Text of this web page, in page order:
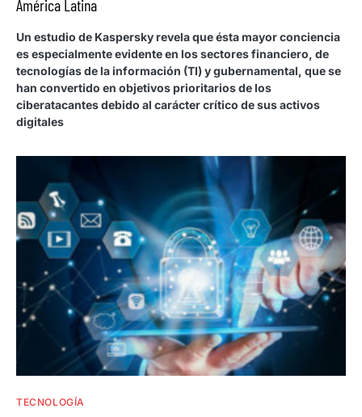
América Latina
Un estudio de Kaspersky revela que ésta mayor conciencia
es especialmente evidente en los sectores financiero, de
tecnologías de la información (TI) y gubernamental, que se
han convertido en objetivos prioritarios de los
ciberatacantes debido al carácter crítico de sus activos
digitales
TECNOLOGÍA